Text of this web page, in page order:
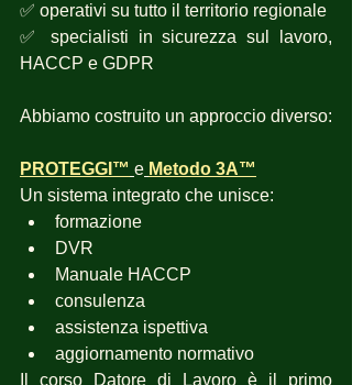
✅ operativi su tutto il territorio regionale
✅ specialisti in sicurezza sul lavoro,
HACCP e GDPR
Abbiamo costruito un approccio diverso:
PROTEGGI™ e Metodo 3A™
Un sistema integrato che unisce:
formazione
DVR
Manuale HACCP
consulenza
assistenza ispettiva
aggiornamento normativo
Il corso Datore di Lavoro è il primo